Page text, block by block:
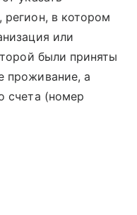
в котором
или
были приняты
проживание, а
счета (номер